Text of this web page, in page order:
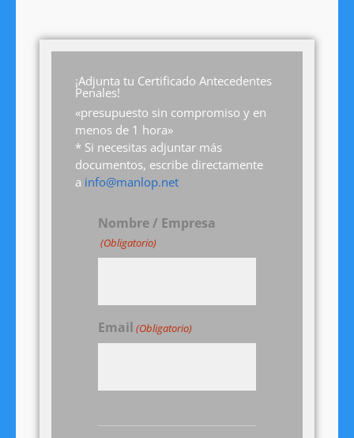
¡Adjunta tu Certificado Antecedentes
Penales!
«presupuesto sin compromiso y en
menos de 1 hora»
* Si necesitas adjuntar más
documentos, escribe directamente
a info@manlop.net
Nombre / Empresa
(Obligatorio)
Email (Obligatorio)